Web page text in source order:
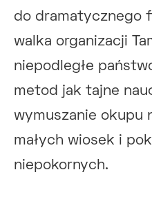
do dramatycznego
walka organizacji
niepodległe
metod jak tajne
wymuszanie okupu
małych wiosek i
niepokornych.